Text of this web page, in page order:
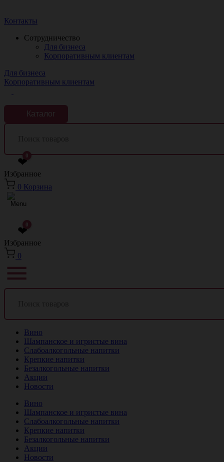
Контакты
Сотрудничество
Для бизнеса
Корпоративным клиентам
Для бизнеса
Корпоративным клиентам
Каталог
❤
0
Избранное
0 Корзина
❤
0
Избранное
0
Вино
Шампанское и игристые вина
Слабоалкогольные напитки
Крепкие напитки
Безалкогольные напитки
Акции
Новости
Вино
Шампанское и игристые вина
Слабоалкогольные напитки
Крепкие напитки
Безалкогольные напитки
Акции
Новости